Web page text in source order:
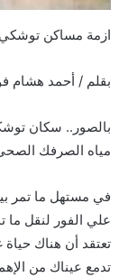
ازمة مساكن
بقلم / أحمد هشام
بالصور.. سكان
مياه الصرفك
في مستهل ما تمر
علي الفور لنقل ما
تعتقد أن هناك
تدمع عيناك من